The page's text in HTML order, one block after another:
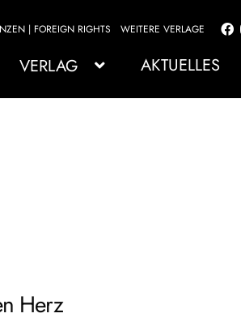
| FOREIGN RIGHTS WEITERE VERLAGE
VERLAG AKTUELLES
Herz